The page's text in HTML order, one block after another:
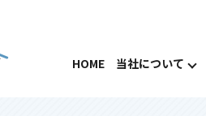
HOME 当社について